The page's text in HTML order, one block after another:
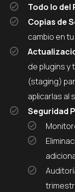
Todo lo
Copias de
cambio en
de plugins y
(staging)
aplicarlas al
Seguridad
Eliminación de malware incluida sin costo
Auditoría de seguridad completa cada